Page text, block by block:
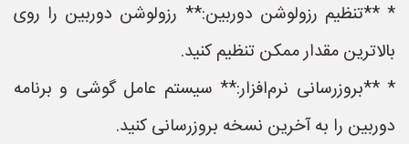
* **تنظیم رزولوشن دوربین:** رزولوشن دوربین را روی
بالاترین مقدار ممکن تنظیم کنید.
* **بروزرسانی نرم‌افزار:** سیستم عامل گوشی و برنامه
دوربین را به آخرین نسخه بروزرسانی کنید.